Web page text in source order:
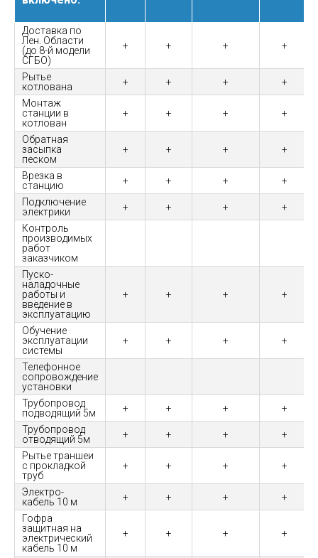
Доставка по
Лен. Области
(до 8-й модели
СГБО)
+ + + +
Рытье
котлована
+ + +
+
Монтаж
станции в
котлован
+ + + +
Обратная
засыпка
песком
+ + + +
Врезка в
станцию
+ + +
+
Подключение
электрики
+ + +
+
Контроль
производимых
работ
заказчиком
Пуско-
наладочные
работы и
введение в
эксплуатацию
+ + + +
Обучение
эксплуатации
системы
+ + + +
Телефонное
сопровождение
установки
Трубопровод
подводящий 5м
+ + +
+
Трубопровод
отводящий 5м
+ + +
+
Рытье траншеи
с прокладкой
труб
+ + + +
Электро-
кабель 10 м
+ + +
+
Гофра
защитная на
электрический
кабель 10 м
+ + + +